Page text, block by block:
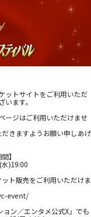
ットサイトをご利用いただ
います。
ージはご利用いただけませ
きますようお願い申しあげ
】
)19:00
ト販売をご利用いただけま
event/
ン／エンタメ公式X」でも